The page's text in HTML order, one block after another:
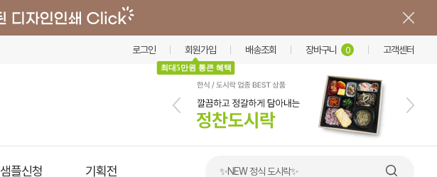
로그인 회원가입
최대5만원 통큰 혜택
배송조회 장바구니 0 고객센터
샘플신청 기획전 ✨NEW 정식 도시락✨